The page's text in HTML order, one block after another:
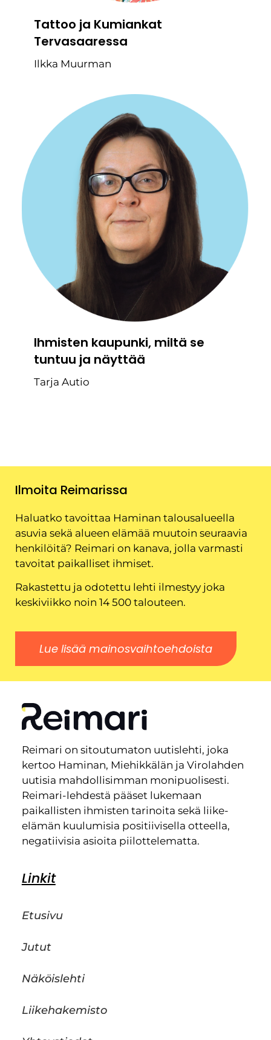
Tattoo ja Kumiankat
Tervasaaressa
Ilkka Muurman
Ihmisten kaupunki, miltä se
tuntuu ja näyttää
Tarja Autio
Ilmoita Reimarissa
Haluatko tavoittaa Haminan talousalueella
asuvia sekä alueen elämää muutoin seuraavia
henkilöitä? Reimari on kanava, jolla varmasti
tavoitat paikalliset ihmiset.
Rakastettu ja odotettu lehti ilmestyy joka
keskiviikko noin 14 500 talouteen.
Lue lisää mainosvaihtoehdoista
Reimari on sitoutumaton uutislehti, joka
kertoo Haminan, Miehikkälän ja Virolahden
uutisia mahdollisimman monipuolisesti.
Reimari-lehdestä pääset lukemaan
paikallisten ihmisten tarinoita sekä liike-
elämän kuulumisia positiivisella otteella,
negatiivisia asioita piilottelematta.
Linkit
Etusivu
Jutut
Näköislehti
Liikehakemisto